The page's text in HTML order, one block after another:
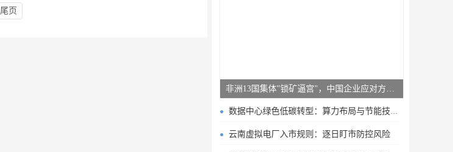
尾页
非洲13国集体"锁矿逼宫"，中国企业应对方案曝光
数据中心绿色低碳转型：算力布局与节能技术突破
云南虚拟电厂入市规则：逐日盯市防控风险